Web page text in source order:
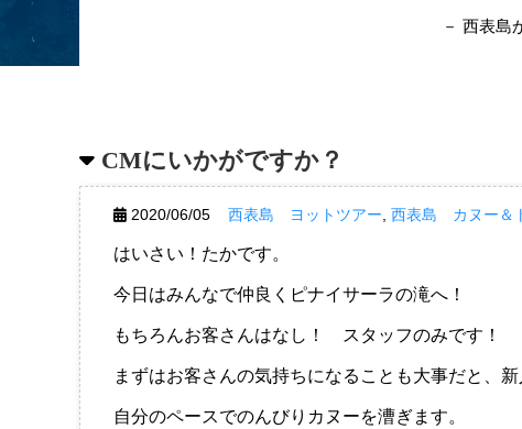
－ 西表島
CMにいかがですか？
2020/06/05 西表島 ヨットツアー 西表島 カヌー＆
はいさい！たかです。
今日はみんなで仲良くピナイサーラの滝へ！
もちろんお客さんはなし！ スタッフのみです！
まずはお客さんの気持ちになることも大事だと、
自分のペースでのんびりカヌーを漕ぎます。